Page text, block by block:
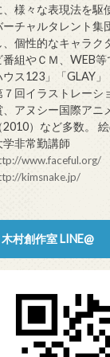
、様々な表現法を駆
ーチャルタレント集
、個性的なキャラク
番組やＣＭ、WEB
ウス123」「GLAY」
７回イラストレーシ
、アヌシー国際アニ
2010）など多数。
学非常勤講師
www.faceful.org/
kimsnake.jp/
木村創作室 LINE@